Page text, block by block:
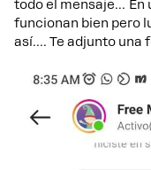
todo el mensaje… En
funcionan bien pero
así…. Te adjunto una